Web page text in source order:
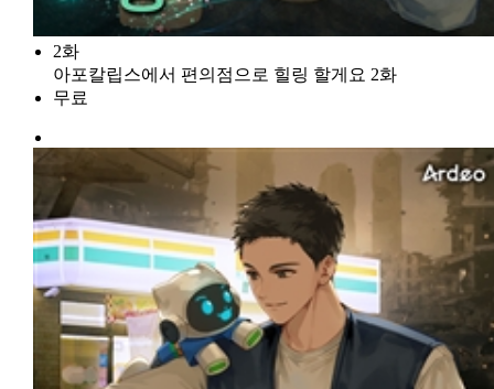
2화
아포칼립스에서 편의점으로 힐링 할게요 2화
무료